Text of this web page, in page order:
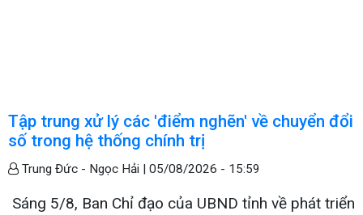
Tập trung xử lý các 'điểm nghẽn' về chuyển đổi
số trong hệ thống chính trị
Trung Đức - Ngọc Hải | 05/08/2026 - 15:59
Sáng 5/8, Ban Chỉ đạo của UBND tỉnh về phát triển